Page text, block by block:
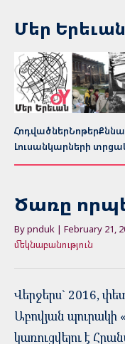
Մեր Երեւան
ՀոդվածներՆոթեր
Լուսանկարների
Ծառը
By pnduk | February 21,
մեկնաբանություն
Վերջերս` 2016,
Աբովյան պուրակի
կառուցվելու է